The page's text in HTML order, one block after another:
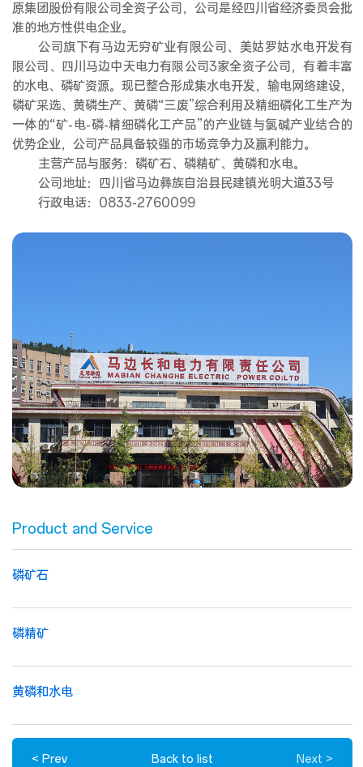
原集团股份有限公司全资子公司，公司是经四川省经济委员会批
准的地方性供电企业。
公司旗下有马边无穷矿业有限公司、美姑罗姑水电开发有
限公司、四川马边中天电力有限公司3家全资子公司，有着丰富
的水电、磷矿资源。现已整合形成集水电开发，输电网络建设，
磷矿采选、黄磷生产、黄磷“三废”综合利用及精细磷化工生产为
一体的“矿-电-磷-精细磷化工产品”的产业链与氯碱产业结合的
优势企业，公司产品具备较强的市场竞争力及赢利能力。
主营产品与服务：磷矿石、磷精矿、黄磷和水电。
公司地址：四川省马边彝族自治县民建镇光明大道33号
行政电话：0833-2760099
Product and Service
磷矿石
磷精矿
黄磷和水电
< Prev Back to list Next >